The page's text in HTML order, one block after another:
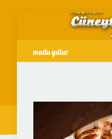
mutlu yıllar